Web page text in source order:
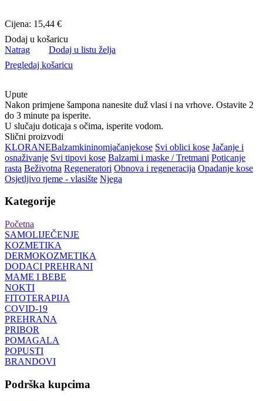
Cijena: 15,44 €
Dodaj u košaricu
Natrag
Dodaj u listu želja
Pregledaj košaricu
Upute
Nakon primjene šampona nanesite duž vlasi i na vrhove. Ostavite 2
do 3 minute pa isperite.
U slučaju doticaja s očima, isperite vodom.
Slični proizvodi
KLORANEBalzamkininomjačanjekose Svi oblici kose Jačanje i
osnaživanje Svi tipovi kose Balzami i maske / Tretmani Poticanje
rasta Beživotna Regeneratori Obnova i regeneracija Opadanje kose
Osjetljivo tjeme - vlasište Njega
Kategorije
Početna
SAMOLIJEČENJE
KOZMETIKA
DERMOKOZMETIKA
DODACI PREHRANI
MAME I BEBE
NOKTI
FITOTERAPIJA
COVID-19
PREHRANA
PRIBOR
POMAGALA
POPUSTI
BRANDOVI
Podrška kupcima